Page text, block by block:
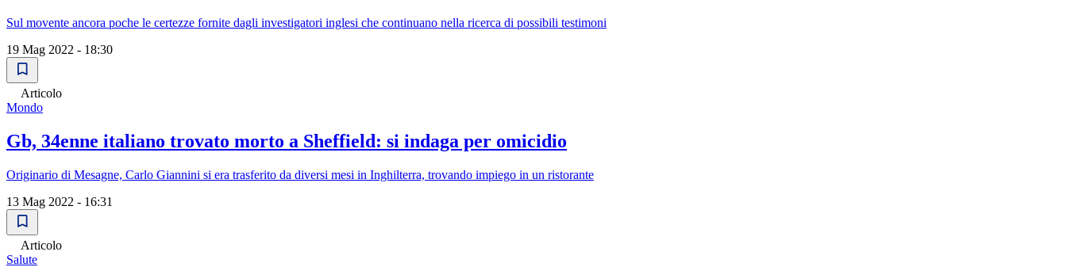
Sul movente ancora poche le certezze fornite dagli investigatori inglesi che continuano nella ricerca di possibili testimoni
19 Mag 2022 - 18:30
Articolo
Mondo
Gb, 34enne italiano trovato morto a Sheffield: si indaga per omicidio
Originario di Mesagne, Carlo Giannini si era trasferito da diversi mesi in Inghilterra, trovando impiego in un ristorante
13 Mag 2022 - 16:31
Articolo
Salute